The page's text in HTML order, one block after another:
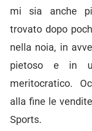
mi sia anche
trovato dopo
nella noia, in
pietoso e in
meritocratico.
alla fine le
Sports.